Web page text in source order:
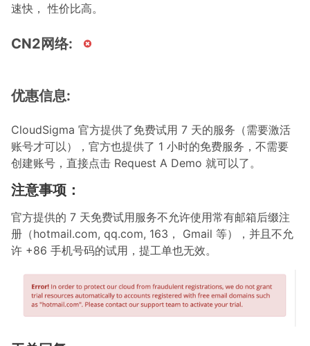
速快， 性价比高。
CN2网络:
优惠信息:
CloudSigma 官方提供了免费试用 7 天的服务（需要激活
账号才可以），官方也提供了 1 小时的免费服务，不需要
创建账号，直接点击 Request A Demo 就可以了。
注意事项：
官方提供的 7 天免费试用服务不允许使用常有邮箱后缀注
册（hotmail.com, qq.com, 163， Gmail 等），并且不允
许 +86 手机号码的试用，提工单也无效。